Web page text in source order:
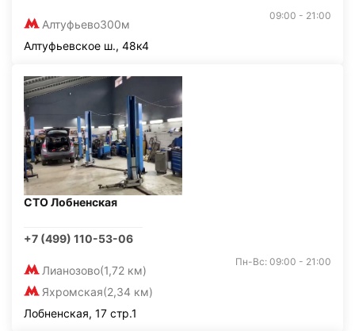
Алтуфьево300м
09:00 - 21:00
Алтуфьевское ш., 48к4
СТО Лобненская
+7 (499) 110-53-06
Лианозово(1,72 км)
Яхромская(2,34 км)
Пн-Вс: 09:00 - 21:00
Лобненская, 17 стр.1